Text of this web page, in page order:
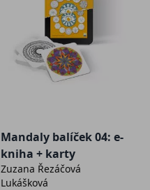
Mandaly balíček 04: e-
kniha + karty
Zuzana Řezáčová
Lukášková